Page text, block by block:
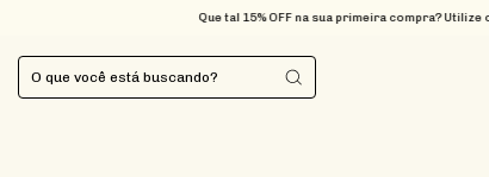
Que tal 15% OFF na sua primeira compra? Utilize o cupom